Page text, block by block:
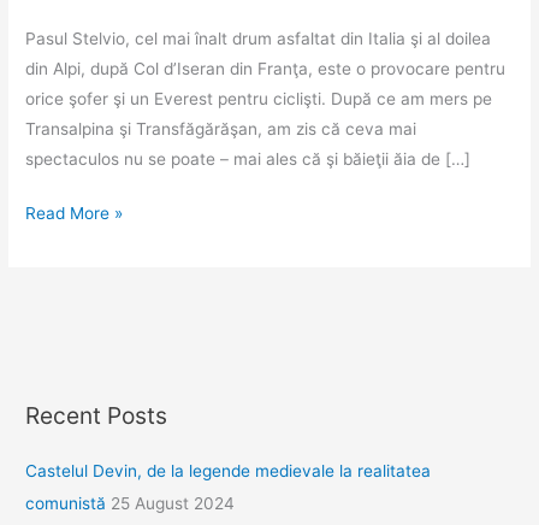
Pasul Stelvio, cel mai înalt drum asfaltat din Italia şi al doilea
din Alpi, după Col d’Iseran din Franţa, este o provocare pentru
orice şofer şi un Everest pentru ciclişti. După ce am mers pe
Transalpina şi Transfăgărăşan, am zis că ceva mai
spectaculos nu se poate – mai ales că şi băieţii ăia de […]
Pasul
la
2000
de
Read More »
Recent Posts
Castelul Devin, de la legende medievale la realitatea
comunistă 25 August 2024